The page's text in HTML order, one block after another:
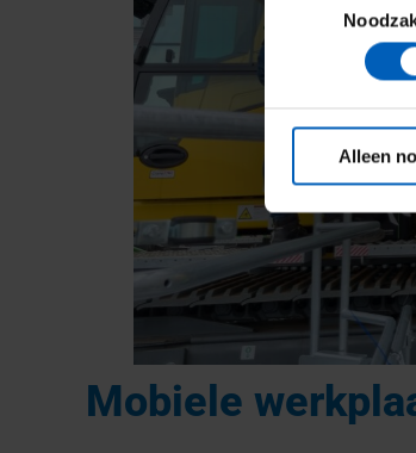
Alleen
Mobiele